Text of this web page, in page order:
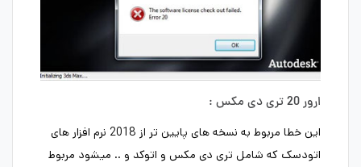
ارور 20 تری دی مکس :
این خطا مربوط به نسخه های پایین تر از 2018 نرم افزار های
اتودسک که شامل تری دی مکس و اتوکد و .. میشود مربوط